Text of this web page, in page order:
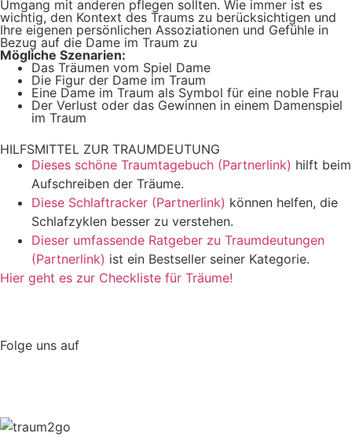
Umgang mit anderen pflegen sollten. Wie immer ist es
wichtig, den Kontext des Traums zu berücksichtigen und
Ihre eigenen persönlichen Assoziationen und Gefühle in
Bezug auf die Dame im Traum zu
Mögliche Szenarien:
Das Träumen vom Spiel Dame
Die Figur der Dame im Traum
Eine Dame im Traum als Symbol für eine noble Frau
Der Verlust oder das Gewinnen in einem Damenspiel
im Traum
HILFSMITTEL ZUR TRAUMDEUTUNG
Dieses schöne Traumtagebuch (Partnerlink) hilft beim
Aufschreiben der Träume.
Diese Schlaftracker (Partnerlink) können helfen, die
Schlafzyklen besser zu verstehen.
Dieser umfassende Ratgeber zu Traumdeutungen
(Partnerlink) ist ein Bestseller seiner Kategorie.
Hier geht es zur Checkliste für Träume!
Folge uns auf